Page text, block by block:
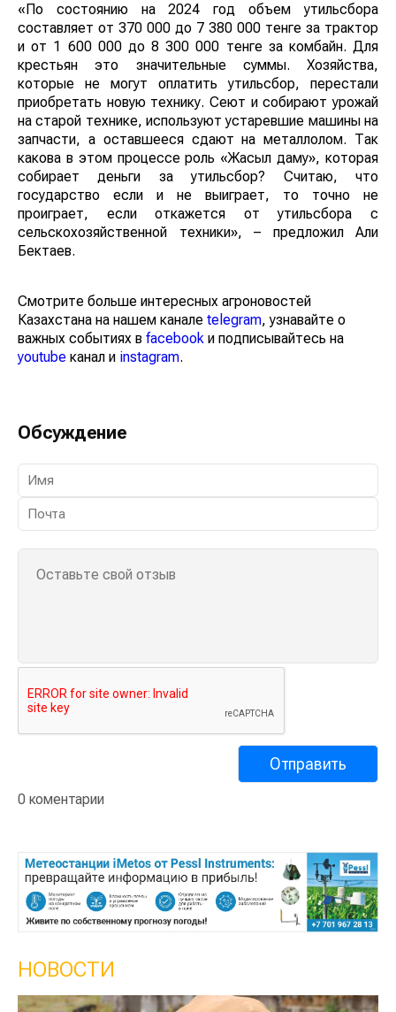
«По состоянию на 2024 год объем утильсбора
составляет от 370 000 до 7 380 000 тенге за трактор
и от 1 600 000 до 8 300 000 тенге за комбайн. Для
крестьян это значительные суммы. Хозяйства,
которые не могут оплатить утильсбор, перестали
приобретать новую технику. Сеют и собирают урожай
на старой технике, используют устаревшие машины на
запчасти, а оставшееся сдают на металлолом. Так
какова в этом процессе роль «Жасыл даму», которая
собирает деньги за утильсбор? Считаю, что
государство если и не выиграет, то точно не
проиграет, если откажется от утильсбора с
сельскохозяйственной техники», – предложил Али
Бектаев.
Смотрите больше интересных агроновостей
Казахстана на нашем канале telegram, узнавайте о
важных событиях в facebook и подписывайтесь на
youtube канал и instagram.
Обсуждение
0 коментарии
НОВОСТИ